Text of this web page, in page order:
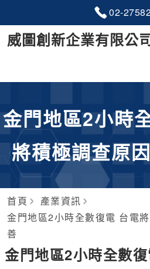
02-2758
威圖創新企業有限公
金門地區2小時
將積極調查原
首頁
產業資訊
金門地區2小時全數復電 台電
善
金門地區2小時全數